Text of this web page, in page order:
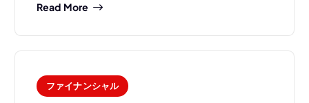
Read More
ファイナンシャル